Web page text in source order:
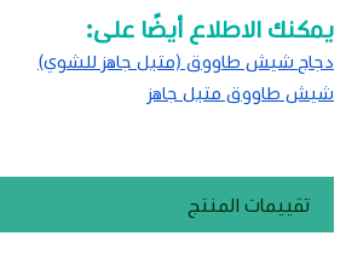
يمكنك الاطلاع أيضًا على:
دجاج شيش طاووق (متبل جاهز للشوي)
شيش طاووق متبل جاهز
تقييمات المنتج